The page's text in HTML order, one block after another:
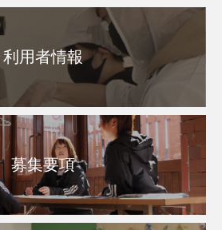
利用者情報
募集要項